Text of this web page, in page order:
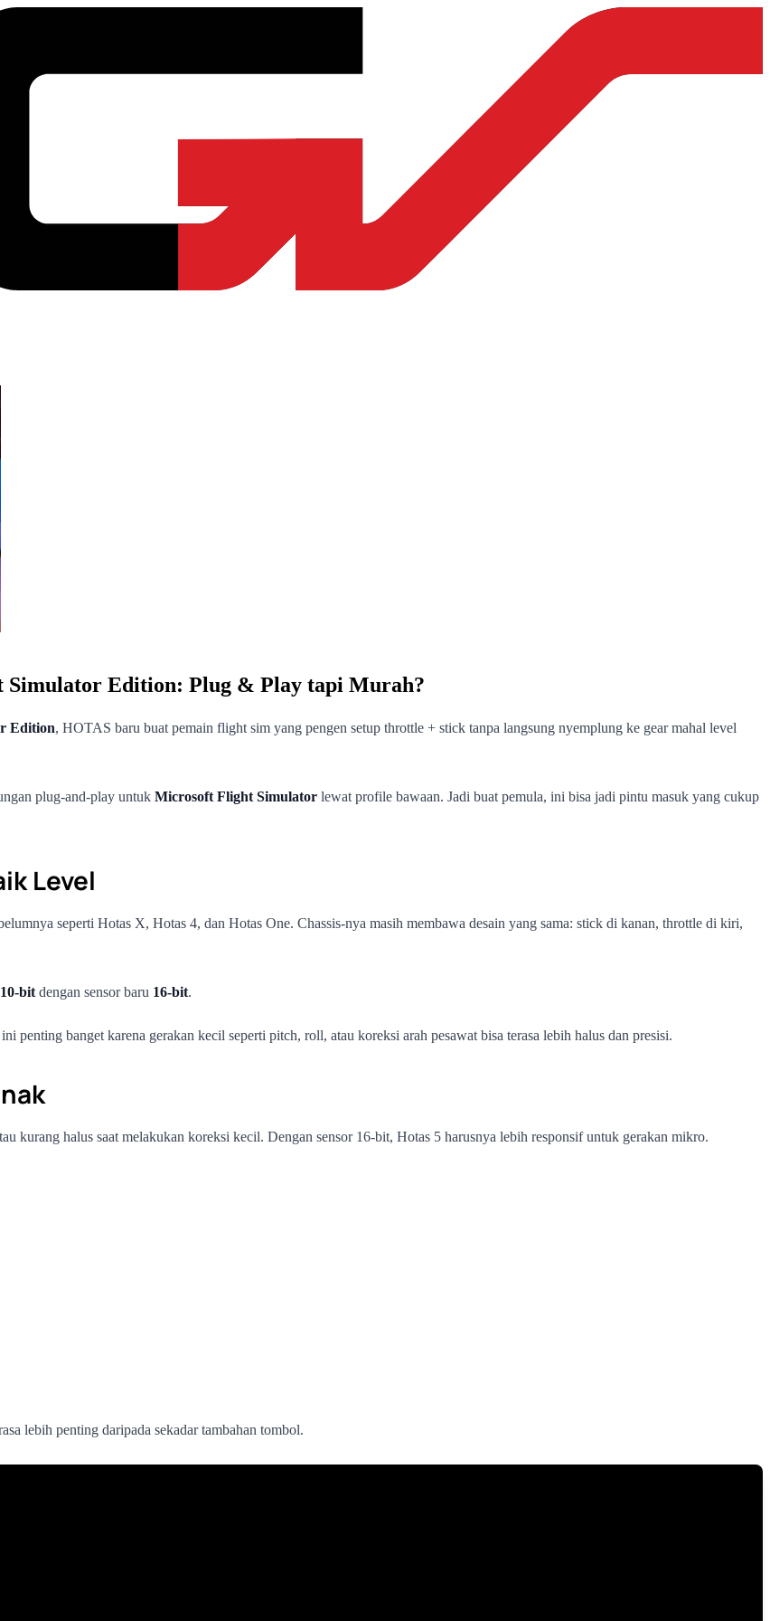
tapi Murah? | Good Gaming Shop
Edition: Plug & Play tapi Murah?
Edition, HOTAS baru buat pemain flight sim yang pengen setup throttle + stick tanpa langsung nyemplung ke gear mahal level
plug-and-play untuk Microsoft Flight Simulator lewat profile bawaan. Jadi buat pemula, ini bisa jadi pintu masuk yang cukup
Level
seperti Hotas X, Hotas 4, dan Hotas One. Chassis-nya masih membawa desain yang sama: stick di kanan, throttle di kiri,
10-bit dengan sensor baru 16-bit.
penting banget karena gerakan kecil seperti pitch, roll, atau koreksi arah pesawat bisa terasa lebih halus dan presisi.
kurang halus saat melakukan koreksi kecil. Dengan sensor 16-bit, Hotas 5 harusnya lebih responsif untuk gerakan mikro.
lebih penting daripada sekadar tambahan tombol.